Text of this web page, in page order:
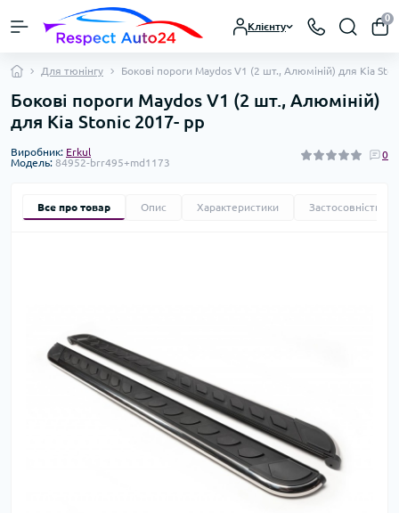
Клієнту
0
Для тюнінгу Бокові пороги Maydos V1 (2 шт., Алюміній) для Kia
Бокові пороги Maydos V1 (2 шт., Алюміній)
для Kia Stonic 2017- рр
Виробник: Erkul
Модель: 84952-brr495+md1173
0
Все про товар Опис Характеристики Застосовність